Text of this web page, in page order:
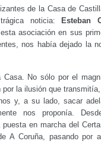
de la Casa de
noticia:
Esteban
asociación en sus
nos había dejado la
No sólo por el
la ilusión que
y, a su lado, sacar
nos proponía.
en marcha del
A Coruña, pasando por